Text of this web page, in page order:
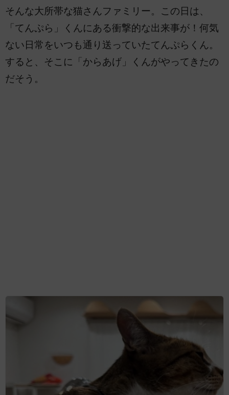
そんな大所帯な猫さんファミリー。この日は、
「てんぷら」くんにある衝撃的な出来事が！何気
ない日常をいつも通り送っていたてんぷらくん。
すると、そこに「からあげ」くんがやってきたの
だそう。